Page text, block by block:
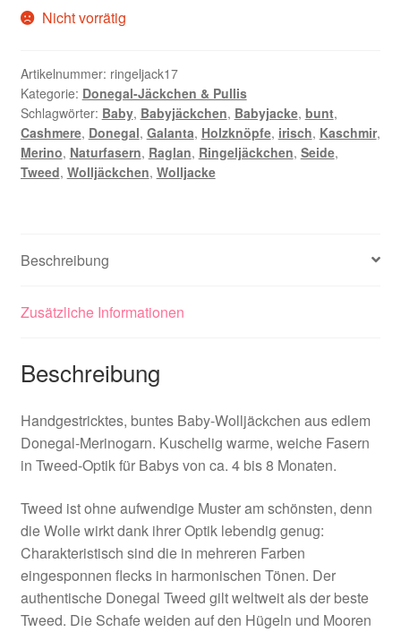
Nicht vorrätig
Artikelnummer: ringeljack17
Kategorie: Donegal-Jäckchen & Pullis
Schlagwörter: Baby, Babyjäckchen, Babyjacke, bunt,
Cashmere, Donegal, Galanta, Holzknöpfe, irisch, Kaschmir,
Merino, Naturfasern, Raglan, Ringeljäckchen, Seide,
Tweed, Wolljäckchen, Wolljacke
Beschreibung
Zusätzliche Informationen
Beschreibung
Handgestricktes, buntes Baby-Wolljäckchen aus edlem
Donegal-Merinogarn. Kuschelig warme, weiche Fasern
in Tweed-Optik für Babys von ca. 4 bis 8 Monaten.
Tweed ist ohne aufwendige Muster am schönsten, denn
die Wolle wirkt dank ihrer Optik lebendig genug:
Charakteristisch sind die in mehreren Farben
eingesponnen flecks in harmonischen Tönen. Der
authentische Donegal Tweed gilt weltweit als der beste
Tweed. Die Schafe weiden auf den Hügeln und Mooren